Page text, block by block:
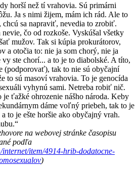
horší než tí vrahovia. Sú primárni
Ja s nimi žijem, mám ich rád. Ale to
sa napraviť, nevedia to zrobiť.
čo od rozkoše. Vyskúšal všetky
mužov. Tak si kúpia prokurátorov,
a otočia to: nie ja som chorý, nie ja
ste chorí... a to je to diabolské. A títo,
(podporovať), tak to nie sú obyčajní
to sú masoví vrahovia. To je genocída
vyhynú sami. Netreba robiť nič.
ťažké ohrozenie nášho národa. Keby
dáme voľný priebeh, tak to je
to je ešte horšie ako obyčajný vrah.
na webovej stránke časopisu
podľa
item/4914-hrib-dodatocne-
)